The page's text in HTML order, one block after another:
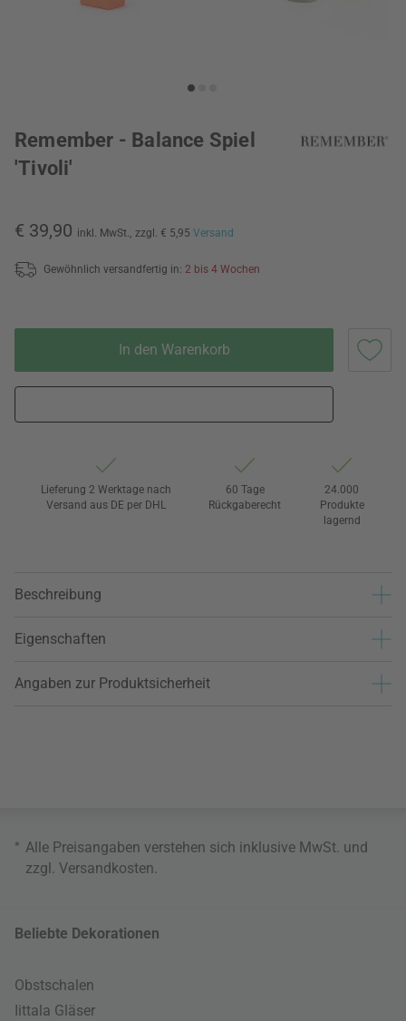
Remember - Balance Spiel
'Tivoli'
€ 39,90 inkl. MwSt., zzgl. € 5,95 Versand
Gewöhnlich versandfertig in: 2 bis 4 Wochen
In den Warenkorb
Lieferung 2 Werktage nach
Versand aus DE per DHL
60 Tage
Rückgaberecht
24.000
Produkte
lagernd
Beschreibung
Eigenschaften
Angaben zur Produktsicherheit
* Alle Preisangaben verstehen sich inklusive MwSt. und
zzgl. Versandkosten
Beliebte Dekorationen
Obstschalen
Iittala Gläser